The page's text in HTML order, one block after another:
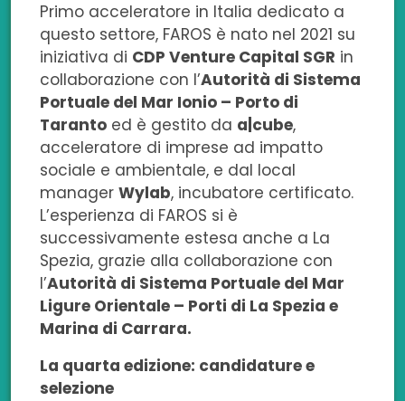
Primo acceleratore in Italia dedicato a
questo settore, FAROS è nato nel 2021 su
iniziativa di CDP Venture Capital SGR in
collaborazione con l’Autorità di Sistema
Portuale del Mar Ionio – Porto di
Taranto ed è gestito da a|cube,
acceleratore di imprese ad impatto
sociale e ambientale, e dal local
manager Wylab, incubatore certificato.
L’esperienza di FAROS si è
successivamente estesa anche a La
Spezia, grazie alla collaborazione con
l’Autorità di Sistema Portuale del Mar
Ligure Orientale – Porti di La Spezia e
Marina di Carrara.
La quarta edizione: candidature e
selezione